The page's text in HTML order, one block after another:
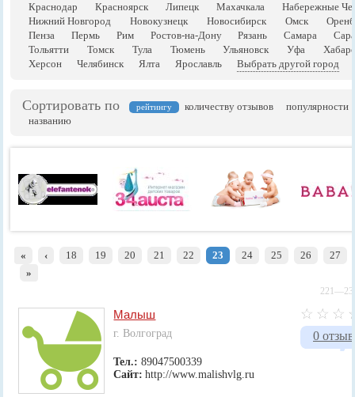
Краснодар
Красноярск Липецк Махачкала
Набережные
Нижний Новгород
Новокузнецк Новосибирск Омск
Пенза
Пермь Рим Ростов-на-Дону Рязань Самара
Тольятти
Томск Тула Тюмень Ульяновск Уфа
Херсон
Челябинск Ялта Ярославль Выбрать другой город
Сортировать по рейтингу количеству отзывов
популярности
названию
« ‹ 18 19 20 21 22 23 24 25 26
27
»
0
Малыш
г. Волгоград
Тел.:89047500339
Сайт: http://www.malishvlg.ru